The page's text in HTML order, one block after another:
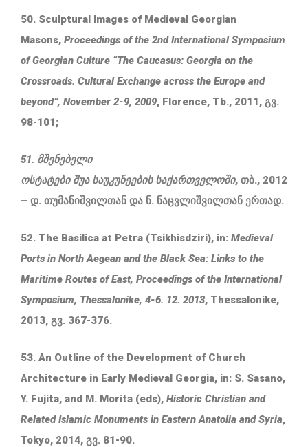
50. Sculptural Images of Medieval Georgian
Masons, Proceedings of the 2nd International Symposium
of Georgian Culture “The Caucasus: Georgia on the
Crossroads. Cultural Exchange across the Europe and
beyond”, November 2-9, 2009, Florence, Tb., 2011, გვ.
98-101;
51. მშენებელი
ოსტატები შუა საუკუნეების საქართველოში, თბ., 2012
– დ. თუმანიშვილთან და ნ. ნაცვლიშვილთან ერთად.
52. The Basilica at Petra (Tsikhisdziri), in: Medieval
Ports in North Aegean and the Black Sea: Links to the
Maritime Routes of East, Proceedings of the International
Symposium, Thessalonike, 4-6. 12. 2013, Thessalonike,
2013, გვ. 367-376.
53. An Outline of the Development of Church
Architecture in Early Medieval Georgia, in: S. Sasano,
Y. Fujita, and M. Morita (eds), Historic Christian and
Related Islamic Monuments in Eastern Anatolia and Syria,
Tokyo, 2014, გვ. 81-90.